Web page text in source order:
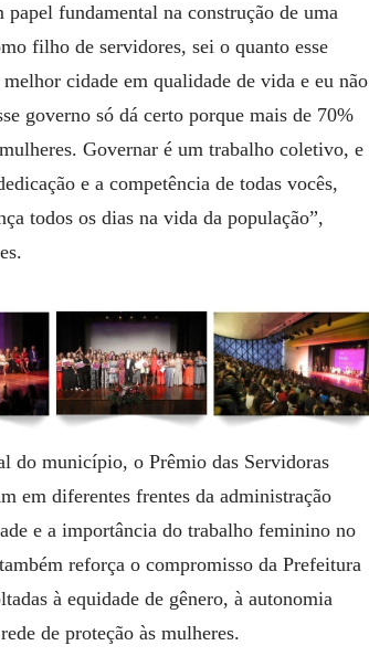
fundamental na construção de uma
filho de servidores, sei o quanto esse
cidade em qualidade de vida e eu não
governo só dá certo porque mais de 70%
Governar é um trabalho coletivo, e
e a competência de todas vocês,
todos os dias na vida da população”,
do município, o Prêmio das Servidoras
em diferentes frentes da administração
e a importância do trabalho feminino no
reforça o compromisso da Prefeitura
à equidade de gênero, à autonomia
de proteção às mulheres.